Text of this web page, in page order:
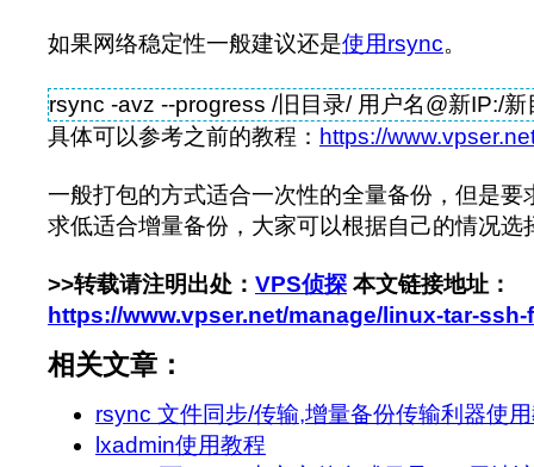
如果网络稳定性一般建议还是使用rsync。
rsync -avz --progress /旧目录/ 用户名@新IP:/新
具体可以参考之前的教程： https://
一般打包的方式适合一次性的全量备份，但是要
求低适合增量备份，大家可以根据自己的情况选
>>转载请注明出处： VPS侦探 本文链接地址：
https://www.vpser.net/manage/linux-tar-
相关文章：
rsync 文件同步/传输,增量备份传输利器使
lxadmin使用教程